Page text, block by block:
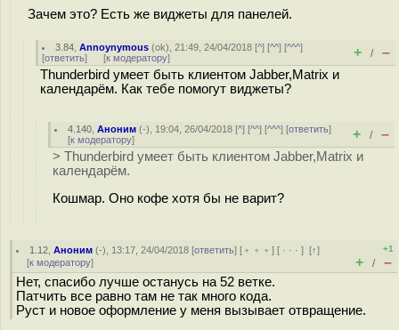
Зачем это? Есть же виджеты для панелей.
3.84 ,Annoynymous (ok), 21:49, 24/04/2018 [^] [^^] [^^^]
[ответить] [к модератору] + / –
Thunderbird умеет быть клиентом Jabber,Matrix и
календарём. Как тебе помогут виджеты?
4.140 ,Аноним (-), 19:04, 26/04/2018 [^] [^^] [^^^] [ответить]
[к модератору] + / –
> Thunderbird умеет быть клиентом Jabber,Matrix и
календарём.
Кошмар. Оно кофе хотя бы не варит?
1.12 ,Аноним (-), 13:17, 24/04/2018 [ответить] [ ﹢﹢﹢] [ · · ·][↑]
[к модератору]
+1
+ / –
Нет, спасибо лучше останусь на 52 ветке.
Патчить все равно там не так много кода.
Руст и новое оформление у меня вызывает отвращение.